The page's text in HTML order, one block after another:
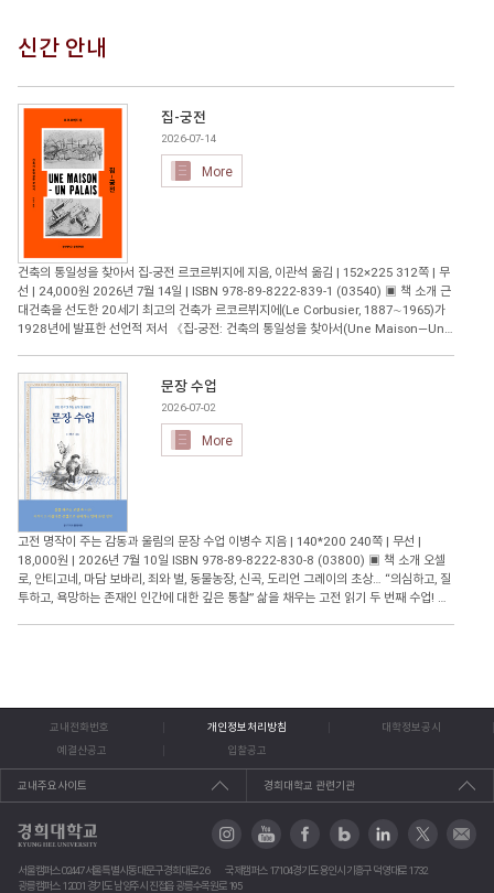
신간 안내
집-궁전
2026-07-14
More
건축의 통일성을 찾아서 집-궁전 르코르뷔지에 지음, 이관석 옮김 | 152×225 312쪽 | 무
선 | 24,000원 2026년 7월 14일 | ISBN 978-89-8222-839-1 (03540) ▣ 책 소개 근
대건축을 선도한 20세기 최고의 건축가 르코르뷔지에(Le Corbusier, 1887∼1965)가
1928년에 발표한 선언적 저서 《집-궁전: 건축의 통일성을 찾아서(Une Maison―Un
광과 지속가능성》 등으로 대한민국학술원 우수학술도서에 세 차례 선정되는 등 다양한
저술 활동의 공로를 인정받아 대한건축학회 특별상을 수상한, 국내 르코르뷔지에 연구의
대표적 학자다. 르코르뷔지에가 이 책을 쓴 배경에는 1927년 제네바 국제연맹 청사 국제
공모전이 있다. 건축 예술의 쇄신을 보여준 르코르뷔지에의 계획안은 377개 응모작 중 1
등으로 추천되지만, 그와 대립각을 세우고 있던 보수 아카데미의 조직적 음모에 밀려 공동
당선작으로 격하된다. 르코르뷔지에는 강연 형식을 빌린 이 책을 통해 국제적 논쟁이 된
야합의 경위를 낱낱이 밝히고, 자신의 작업에 담긴 건축적 의미와 가치를 당당히 증명한
다. 흑백 사진과 건축 도면, 스케치와 드로잉, 신문 기사와 청원서 등을 함께 수록한 이 책
은 르코르뷔지에의 건축적 사유와 실천이 담긴 중요한 자료집이기도 하다. ▣ 출판사 리
뷰 근대건축을 선도한 르코르뷔지에의 감춰진 명저, 국내 최초 완역 보수 아카데미의 음모
에 맞선 르코르뷔지에의 가장 뜨거운 변론 ◼ 건축 기득권의 허영을 깨부순 선언, “집은 궁
전이고, 궁전은 집이다” 이 책의 제목 ‘집-궁전’을 처음 접하면 누구나 고개를 갸웃하게 된
연결한 저자의 의도가 쉽게 잡히지 않기 때문이다. 그러나 이 도발적인 제목이야말로 르코
내거나 유행을 좇지 않고 직관과 이성이 함께 작동해 완성된다는 점에서 본질적으로 같다
니라, 순수한 형태들이 조화로운 법칙 속에 배열되는 데서 비롯된다. 그는 전통적·관습적
찾아서’도 이와 같은 맥락으로 이해할 수 있다. 프랑스어 ‘palais’는 궁전뿐 아니라 국가기
공간이 아니라 누구에게나 열린 ‘집’으로 새롭게 제안했다. 진정한 고귀함을 상징하는 궁
문장 수업
2026-07-02
More
고전 명작이 주는 감동과 울림의 문장 수업 이병수 지음 | 140*200 240쪽 | 무선 |
18,000원 | 2026년 7월 10일 ISBN 978-89-8222-830-8 (03800) ▣ 책 소개 오셀
로, 안티고네, 마담 보바리, 죄와 벌, 동물농장, 신곡, 도리언 그레이의 초상… “의심하고, 질
투하고, 욕망하는 존재인 인간에 대한 깊은 통찰” 삶을 채우는 고전 읽기 두 번째 수업! 지
레이의 초상』 등 인류의 지적 유산으로 남은 18편의 고전 명작을 통해 인간 존재의 가장
깊은 곳을 탐색하는 책이다. ‘선택하다’, ‘신뢰하다’ ‘고백하다’ ‘복수하다’ ‘질투하다’ ‘실성
하다’ ‘창조하다’와 같은 동사를 키워드로 삼아 고전 속 문장을 새롭게 읽어낸다. 전작
『동사 수업』이 인간의 밝고 긍정적인 면을 조명했다면, 『문장 수업』은 인간 내면의
불안과 욕망, 질투와 후회, 죄의식과 구원 등 복잡하고 어두운 감정까지 들여다볼 수 있도
록 독자를 이끈다. 저자 이병수 교수는 경희대학교 후마니타스칼리지에서 문학 철학 언어
를 넘나드는 강의를 진행해 왔으며, 『카라마조프가의 형제들』 『신곡』 『잃어버린 시
간을 찾아서』 『장미의 이름』 등 50여 편의 고전 명작을 해설한 강의로 수년간 독자와
로 읽고자 하는 여러 수강생의 요청이 있었기 때문이다. “읽는다는 것은 우주를 해석하는
교내전화번호 개인정보처리방침
대학정보공시
예결산공고
입찰공고
교내주요사이트 경희대학교 관련기관
서울캠퍼스 02447 서울특별시 동대문구 경희대로 26
국제캠퍼스 17104 경기도 용인시 기흥구 덕영대로 1732
광릉캠퍼스 12001 경기도 남양주시 진접읍 광릉수목원로 195